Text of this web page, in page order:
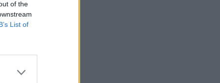
of the
List of